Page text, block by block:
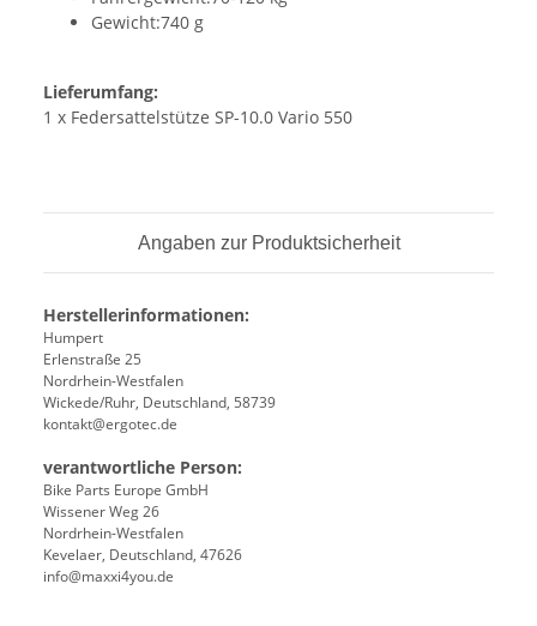
Gewicht:740 g
Lieferumfang:
1 x Federsattelstütze SP-10.0 Vario 550
Angaben zur Produktsicherheit
Herstellerinformationen:
Humpert
Erlenstraße 25
Nordrhein-Westfalen
Wickede/Ruhr, Deutschland, 58739
kontakt@ergotec.de
verantwortliche Person:
Bike Parts Europe GmbH
Wissener Weg 26
Nordrhein-Westfalen
Kevelaer, Deutschland, 47626
info@maxxi4you.de